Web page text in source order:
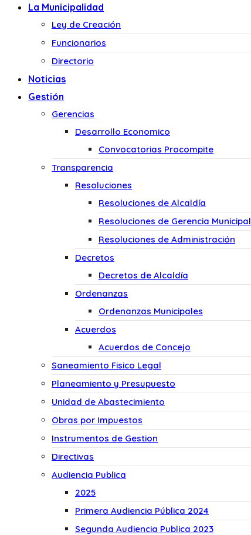
La Municipalidad
Ley de Creación
Funcionarios
Directorio
Noticias
Gestión
Gerencias
Desarrollo Economico
Convocatorias Procompite
Transparencia
Resoluciones
Resoluciones de Alcaldía
Resoluciones de Gerencia Municipal
Resoluciones de Administración
Decretos
Decretos de Alcaldía
Ordenanzas
Ordenanzas Municipales
Acuerdos
Acuerdos de Concejo
Saneamiento Fisico Legal
Planeamiento y Presupuesto
Unidad de Abastecimiento
Obras por Impuestos
Instrumentos de Gestion
Directivas
Audiencia Publica
2025
Primera Audiencia Pública 2024
Segunda Audiencia Publica 2023